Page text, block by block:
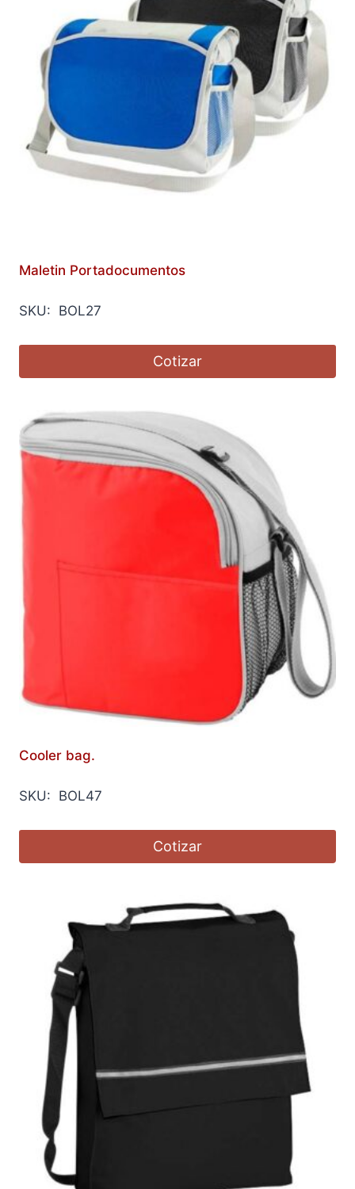
Maletin Portadocumentos
SKU: BOL27
Cotizar
Cooler bag.
SKU: BOL47
Cotizar